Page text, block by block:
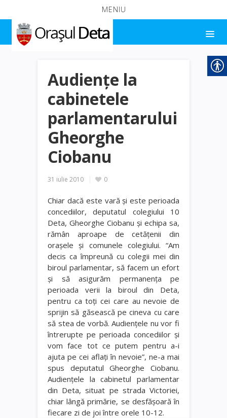
MENIU
Audienţe la
cabinetele
parlamentarului
Gheorghe
Ciobanu
31 iulie 2010 0
Chiar dacă este vară şi este perioada
concediilor, deputatul colegiului 10
Deta, Gheorghe Ciobanu şi echipa sa,
rămân aproape de cetăţenii din
oraşele şi comunele colegiului. “Am
decis ca împreună cu colegii mei din
biroul parlamentar, să facem un efort
şi să asigurăm permanenţa pe
perioada verii la biroul din Deta,
pentru ca toţi cei care au nevoie de
sprijin să găsească pe cineva cu care
să stea de vorbă. Audienţele nu vor fi
întrerupte pe perioada concediilor şi
vom face tot ce putem pentru a-i
ajuta pe cei aflaţi în nevoie”, ne-a mai
spus deputatul Gheorghe Ciobanu.
Audienţele la cabinetul parlamentar
din Deta, situat pe strada Victoriei,
chiar lângă primărie, se desfăşoară în
fiecare zi de joi între orele 10-12.